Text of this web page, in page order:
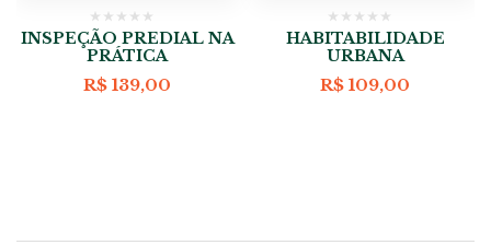
INSPEÇÃO PREDIAL NA
PRÁTICA
R$ 139,00
HABITABILIDADE
URBANA
R$ 109,00